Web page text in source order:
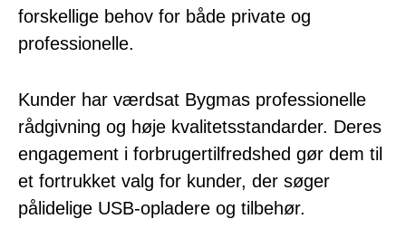
forskellige behov for både private og
professionelle.
Kunder har værdsat Bygmas professionelle
rådgivning og høje kvalitetsstandarder. Deres
engagement i forbrugertilfredshed gør dem til
et fortrukket valg for kunder, der søger
pålidelige USB-opladere og tilbehør.